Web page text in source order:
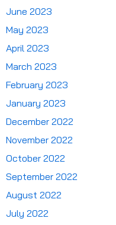
June 2023
May 2023
April 2023
March 2023
February 2023
January 2023
December 2022
November 2022
October 2022
September 2022
August 2022
July 2022